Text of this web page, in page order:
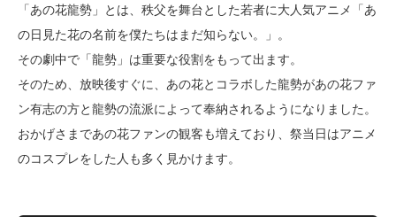
「あの花龍勢」とは、秩父を舞台とした若者に大人気アニメ「あ
の日見た花の名前を僕たちはまだ知らない。」。
その劇中で「龍勢」は重要な役割をもって出ます。
そのため、放映後すぐに、あの花とコラボした龍勢があの花ファ
ン有志の方と龍勢の流派によって奉納されるようになりました。
おかげさまであの花ファンの観客も増えており、祭当日はアニメ
のコスプレをした人も多く見かけます。